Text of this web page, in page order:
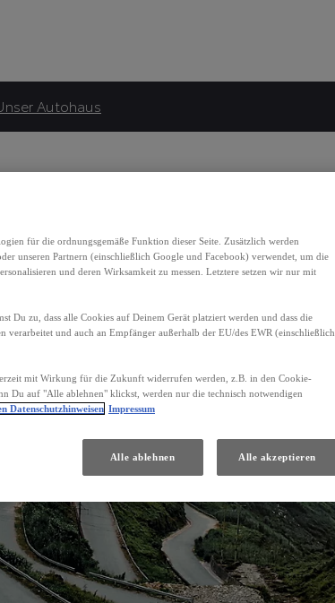
Autohaus
für die ordnungsgemäße Funktion dieser Seite. Zusätzlich werden
unseren Partnern (einschließlich Google und Facebook) verwendet, um die
und deren Wirksamkeit zu messen. Letztere setzen wir nur mit
Du zu, dass alle Cookies auf Deinem Gerät platziert werden und dass die
verarbeitet und auch an Empfänger außerhalb der EU/des EWR (einschließlich
mit Wirkung für die Zukunft widerrufen werden, z.B. in den Cookie-
Du auf "Alle ablehnen" klickst, werden nur die technisch notwendigen
Datenschutzhinweisen Impressum
Alle ablehnen Alle akzeptieren